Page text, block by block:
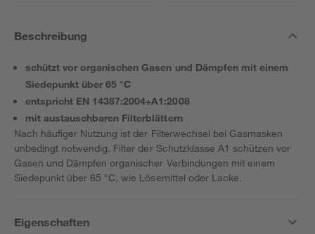
Beschreibung
schützt vor organischen Gasen und Dämpfen mit einem
Siedepunkt über 65 °C
entspricht EN 14387:2004+A1:2008
mit austauschbaren Filterblättern
Nach häufiger Nutzung ist der Filterwechsel bei Gasmasken
unbedingt notwendig. Filter der Schutzklasse A1 schützen vor
Gasen und Dämpfen organischer Verbindungen mit einem
Siedepunkt über 65 °C, wie Lösemittel oder Lacke.
Eigenschaften